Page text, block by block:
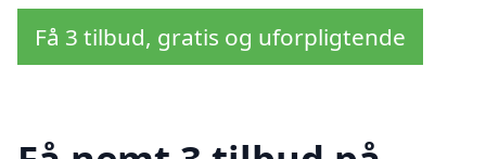
Få 3 tilbud, gratis og uforpligtende